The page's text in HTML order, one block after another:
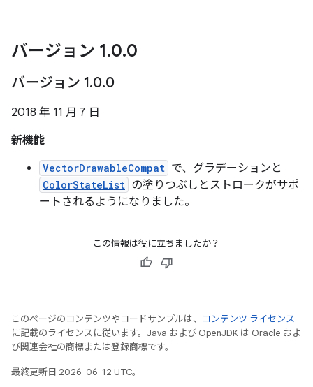
バージョン 1.0.0
バージョン 1.0.0
2018 年 11 月 7 日
新機能
VectorDrawableCompat で、グラデーションと
ColorStateList の塗りつぶしとストロークがサポ
ートされるようになりました。
この情報は役に立ちましたか？
このページのコンテンツやコードサンプルは、
コンテンツ ライセンス
に記載のライセンスに従います。Java および OpenJDK は Oracle およ
び関連会社の商標または登録商標です。
最終更新日 2026-06-12 UTC。